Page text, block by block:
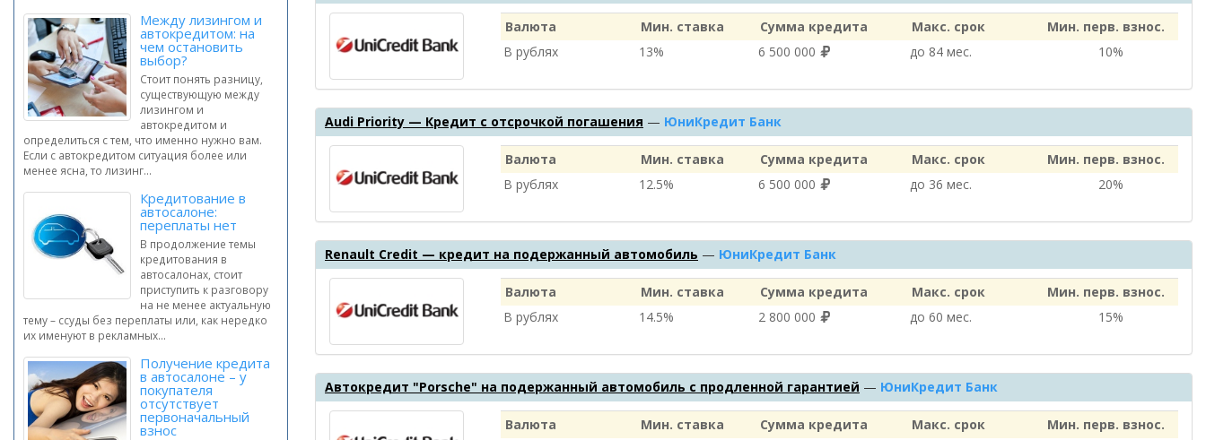
Между лизингом и
автокредитом: на
чем остановить
выбор?
Стоит понять разницу,
существующую между
лизингом и
автокредитом и
определиться с тем, что именно нужно вам.
Если с автокредитом ситуация более или
менее ясна, то лизинг...
Кредитование в
автосалоне:
переплаты нет
В продолжение темы
кредитования в
автосалонах, стоит
приступить к разговору
на не менее актуальную
тему – ссуды без переплаты или, как нередко
их именуют в рекламных...
Получение кредита
в автосалоне – у
покупателя
отсутствует
первоначальный
взнос
Валюта Мин. ставка Сумма кредита Макс. срок
Мин. перв. взнос.
В рублях
13% 6 500 000 до 84 мес. 10%
Audi Priority — Кредит с отсрочкой погашения — ЮниКредит Банк
Валюта Мин. ставка Сумма кредита Макс. срок
Мин. перв. взнос.
В рублях
12.5% 6 500 000 до 36 мес. 20%
Renault Credit — кредит на подержанный автомобиль — ЮниКредит Банк
Валюта Мин. ставка Сумма кредита Макс. срок
Мин. перв. взнос.
В рублях
14.5% 2 800 000 до 60 мес. 15%
Автокредит "Porsche" на подержанный автомобиль с продленной гарантией — ЮниКредит Банк
Валюта Мин. ставка Сумма кредита Макс. срок
Мин. перв. взнос.